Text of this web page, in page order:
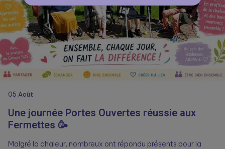
05 Août
Une journée Portes Ouvertes réussie aux
Fermettes 🥳
Malgré la chaleur, nombreux ont répondu présents pour la